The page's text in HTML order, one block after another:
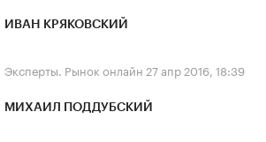
ИВАН КРЯКОВСКИЙ
Эксперты. Рынок онлайн 27 апр 2016, 18:39
МИХАИЛ ПОДДУБСКИЙ